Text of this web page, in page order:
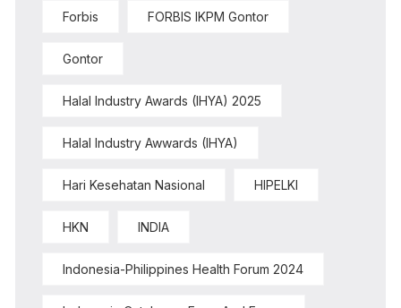
Forbis FORBIS IKPM Gontor
Gontor
Halal Industry Awards (IHYA) 2025
Halal Industry Awwards (IHYA)
Hari Kesehatan Nasional HIPELKI
HKN INDIA
Indonesia-Philippines Health Forum 2024